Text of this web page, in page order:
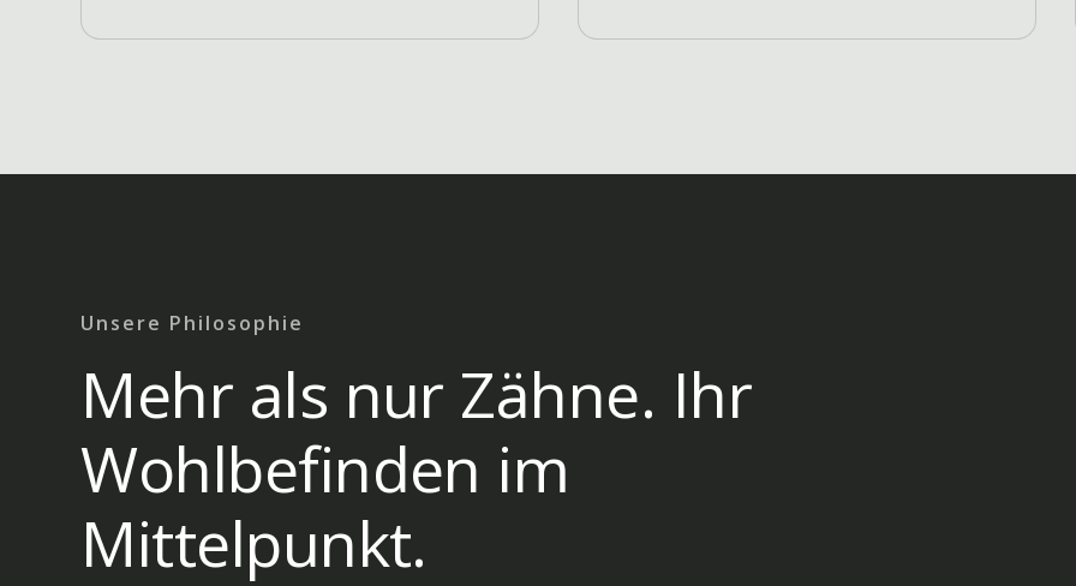
Unsere Philosophie
Mehr als nur Zähne. Ihr
Wohlbefinden im
Mittelpunkt.